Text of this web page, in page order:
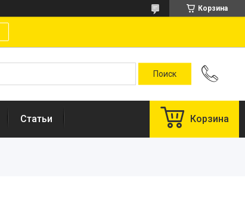
Корзина
Статьи Корзина